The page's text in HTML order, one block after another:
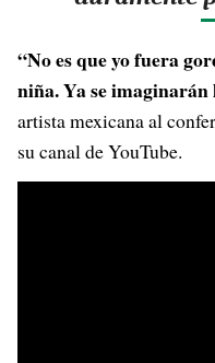
“No es que yo fuera
niña. Ya se imaginarán
artista mexicana al
su canal de YouTube.